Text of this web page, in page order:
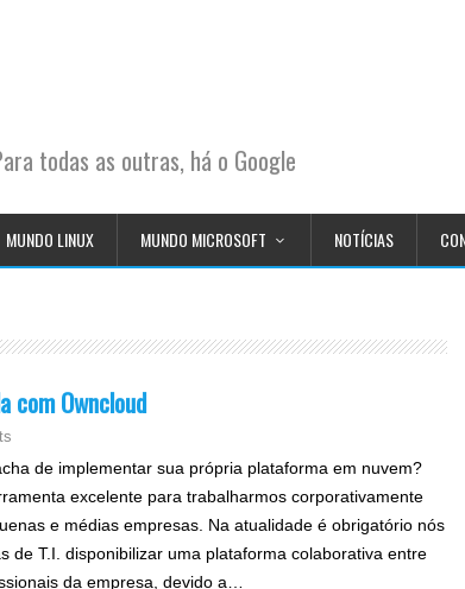
todas as outras, há o Google
MUNDO LINUX MUNDO MICROSOFT NOTÍCIAS
com Owncloud
de implementar sua própria plataforma em nuvem?
excelente para trabalharmos corporativamente
e médias empresas. Na atualidade é obrigatório nós
de T.I. disponibilizar uma plataforma colaborativa entre
da empresa, devido a…